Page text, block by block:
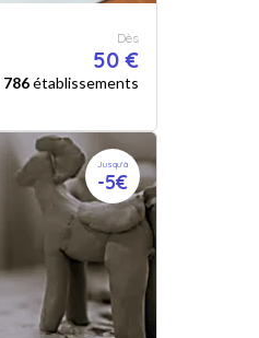
Dès
50 €
786établissements
Jusqu'à
-5€